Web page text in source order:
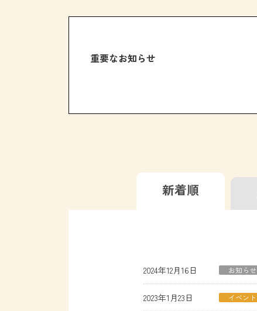
重要なお知らせ
新着順
2024年12月16日 お知らせ
2023年1月23日 イベント